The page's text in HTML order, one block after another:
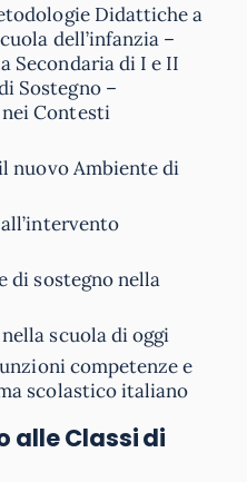
Didattiche a
dell’infanzia –
Secondaria di I e II
Sostegno –
Contesti
nuovo Ambiente di
di sostegno nella
scuola di oggi
competenze e
scolastico italiano
alle Classi di